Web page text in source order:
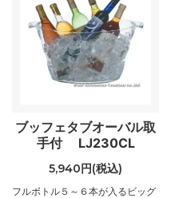
ブッフェタブオーバル取
手付 LJ230CL
5,940円(税込)
フルボトル５～６本が入るビッグ